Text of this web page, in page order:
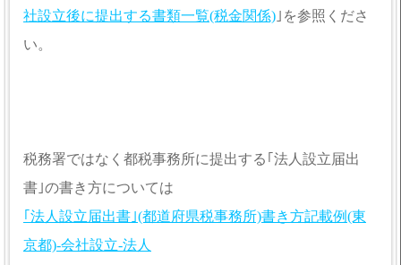
社設立後に提出する書類一覧(税金関係) ｣を参照くださ
い。
税務署ではなく都税事務所に提出する｢法人設立届出
書｣の書き方については
｢法人設立届出書｣(都道府県税事務所)書き方記載例(東
京都)-会社設立-法人